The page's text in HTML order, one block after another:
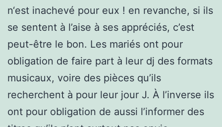
n‘est inachevé pour eux ! en revanche, si ils
se sentent à l’aise à ses appréciés, c’est
peut-être le bon. Les mariés ont pour
obligation de faire part à leur dj des formats
musicaux, voire des pièces qu’ils
recherchent à pour leur jour J. À l’inverse ils
ont pour obligation de aussi l’informer des